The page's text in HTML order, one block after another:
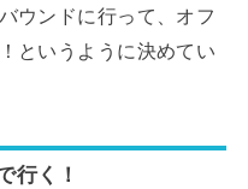
ウンドに行って、オフ
というように決めてい
行く！